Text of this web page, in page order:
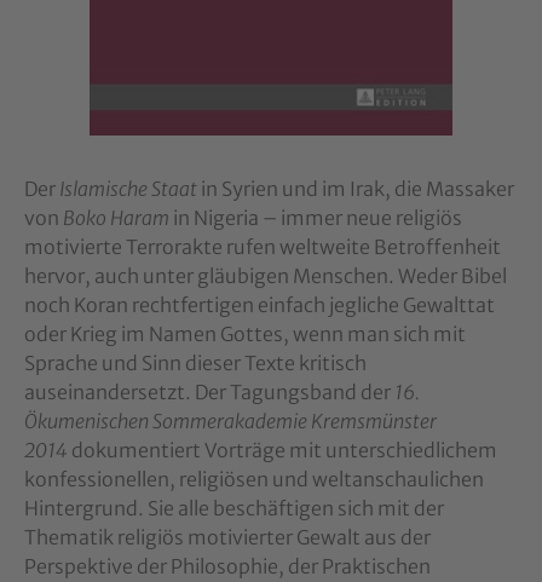
Der Islamische Staat in Syrien und im Irak, die Massaker
von Boko Haram in Nigeria – immer neue religiös
motivierte Terrorakte rufen weltweite Betroffenheit
hervor, auch unter gläubigen Menschen. Weder Bibel
noch Koran rechtfertigen einfach jegliche Gewalttat
oder Krieg im Namen Gottes, wenn man sich mit
Sprache und Sinn dieser Texte kritisch
auseinandersetzt. Der Tagungsband der 16.
Ökumenischen Sommerakademie Kremsmünster
2014 dokumentiert Vorträge mit unterschiedlichem
konfessionellen, religiösen und weltanschaulichen
Hintergrund. Sie alle beschäftigen sich mit der
Thematik religiös motivierter Gewalt aus der
Perspektive der Philosophie, der Praktischen